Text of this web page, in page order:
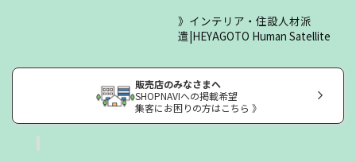
インテリア・住設人材派
遣|HEYAGOTO Human Satellite
販売店のみなさまへ
SHOPNAVIへの掲載希望
集客にお困りの方はこちら 》